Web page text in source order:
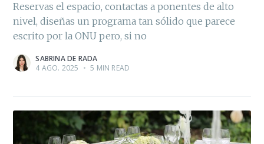
Reservas el espacio, contactas a ponentes de alto
nivel, diseñas un programa tan sólido que parece
escrito por la ONU pero, si no
SABRINA DE RADA
4 AGO. 2025 • 5 MIN READ